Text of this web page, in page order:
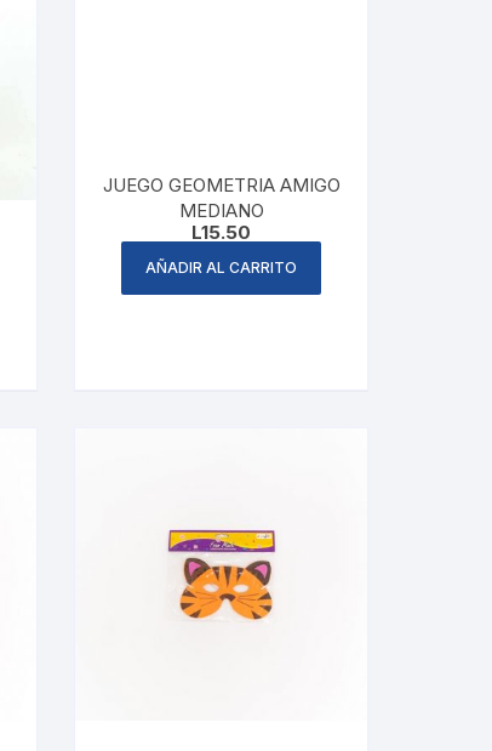
JUEGO GEOMETRIA AMIGO
MEDIANO
L15.50
AÑADIR AL CARRITO